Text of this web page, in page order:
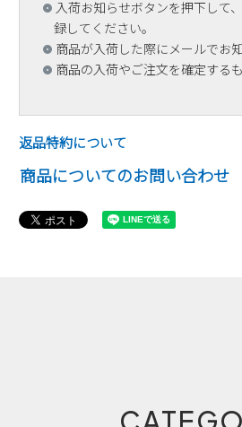
入荷お知らせボタンを押下して
録してください。
商品が入荷した際にメールでお
商品の入荷やご注文を確定する
返品特約について
商品についてのお問い合わせ